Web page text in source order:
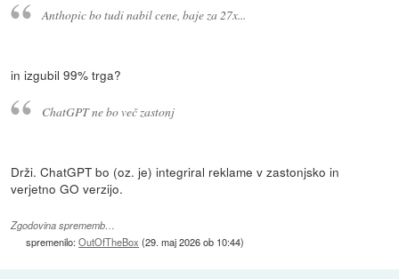
Anthopic bo tudi nabil cene, baje za 27x...
in izgubil 99% trga?
ChatGPT ne bo več zastonj
Drži. ChatGPT bo (oz. je) integriral reklame v zastonjsko in
verjetno GO verzijo.
Zgodovina sprememb…
spremenilo:OutOfTheBox (29. maj 2026 ob 10:44)